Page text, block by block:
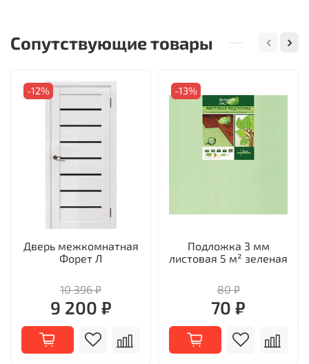
Сопутствующие товары
-12%
Дверь межкомнатная
Форет Л
10 396 ₽
9 200 ₽
-13%
Подложка 3 мм
листовая 5 м² зеленая
80 ₽
70 ₽